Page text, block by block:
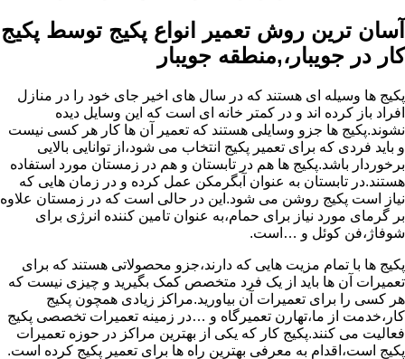
آسان ترین روش تعمیر انواع پکیج توسط پکیج
کار در جویبار،,منطقه جویبار
پکیج ها وسیله ای هستند که در سال های اخیر جای خود را در منازل
افراد باز کرده اند و در کمتر خانه ای است که این وسایل دیده
نشوند.پکیج ها جزو وسایلی هستند که تعمیر آن ها کار هر کسی نیست
و باید فردی که برای تعمیر پکیج انتخاب می شود،از توانایی بالایی
برخوردار باشد.پکیج ها هم در تابستان و هم در زمستان مورد استفاده
هستند.در تابستان به عنوان آبگرمکن عمل کرده و در زمان هایی که
نیاز است پکیج روشن می شود.این در حالی است که در زمستان علاوه
بر گرمای مورد نیاز برای حمام،به عنوان تامین کننده انرژی برای
شوفاژ،فن کوئل و …است.
پکیج ها با تمام مزیت هایی که دارند،جزو محصولاتی هستند که برای
تعمیرات آن ها باید از یک فرد متخصص کمک بگیرید و چیزی نیست که
هر کسی را برای تعمیرات آن بیاورید.مراکز زیادی همچون پکیج
کار،خدمت از ما،تهارن تعمیرگاه و …در زمینه تعمیرات تخصصی پکیج
فعالیت می کنند.پکیج کار که یکی از بهترین مراکز در حوزه تعمیرات
پکیج است،اقدام به معرفی بهترین راه ها برای تعمیر پکیج کرده است.